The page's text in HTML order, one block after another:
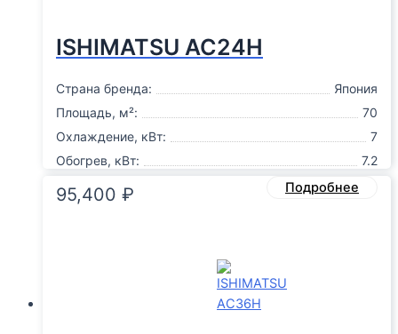
ISHIMATSU AC24H
Страна бренда:
Япония
Площадь, м²:
70
Охлаждение, кВт:
7
Обогрев, кВт:
7.2
95,400 ₽ Подробнее